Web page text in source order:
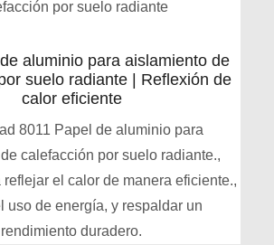
aluminio para aislamiento de
suelo radiante | Reflexión de
calor eficiente
8011 Papel de aluminio para
calefacción por suelo radiante.,
reflejar el calor de manera eficiente.,
uso de energía, y respaldar un
rendimiento duradero.